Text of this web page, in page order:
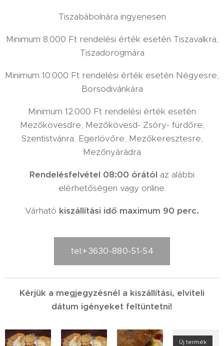
Tiszabábolnára ingyenesen
Minimum 8.000 Ft rendelési érték esetén Tiszavalkra,
Tiszadorogmára
Minimum 10.000 Ft rendelési érték esetén Négyesre,
Borsodivánkára
Minimum 12.000 Ft rendelési érték esetén
Mezőkövesdre, Mezőkövesd- Zsóry- fürdőre,
Szentistvánra, Egerlövőre, Mezőkeresztesre,
Mezőnyárádra
Rendelésfelvétel 08:00 órától az alábbi
elérhetőségen vagy online.
Várható kiszállítási idő maximum 90 perc.
tel:+3630-880-51-54
Kérjük a megjegyzésnél a kiszállítási, elviteli
dátum igényeket feltüntetni!
Új termék